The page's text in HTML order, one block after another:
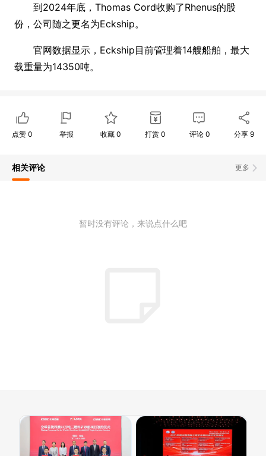
到2024年底，Thomas Cord收购了Rhenus的股
份，公司随之更名为Eckship。
官网数据显示，Eckship目前管理着14艘船舶，最大
载重量为14350吨。
点赞 0 举报 收藏0 打赏 0 评论 0 分享 9
更多
相关评论
暂时没有评论，来说点什么吧